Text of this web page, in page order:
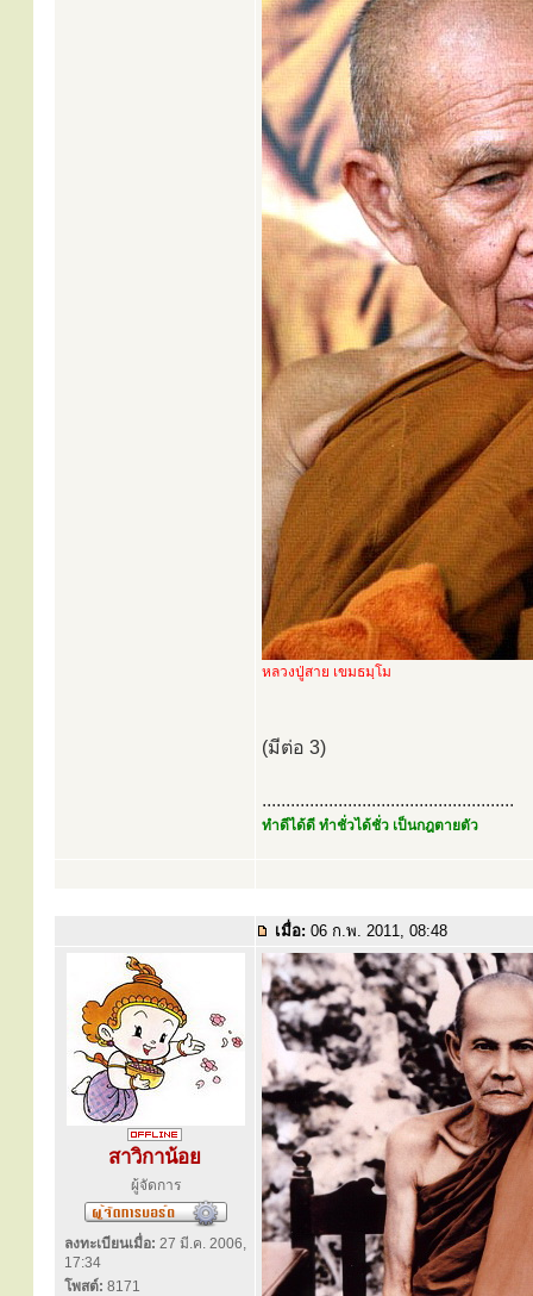
หลวงปู่สาย เขมธมฺโม
(มีต่อ 3)
.....................................................
ทำดีได้ดี ทำชั่วได้ชั่ว เป็นกฎตายตัว
เมื่อ: 06 ก.พ. 2011, 08:48
สาวิกาน้อย
ผู้จัดการ
ลงทะเบียนเมื่อ: 27 มี.ค. 2006,
17:34
โพสต์: 8171